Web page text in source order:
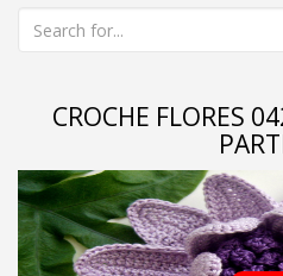
CROCHE FLORES